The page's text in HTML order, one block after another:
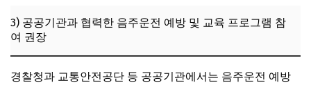
3) 공공기관과 협력한 음주운전 예방 및 교육 프로그램 참
여 권장
경찰청과 교통안전공단 등 공공기관에서는 음주운전 예방